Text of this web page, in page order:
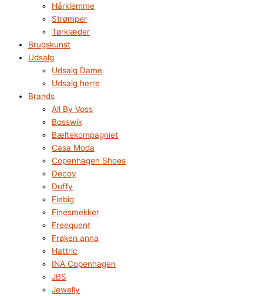
Hårklemme
Strømper
Tørklæder
Brugskunst
Udsalg
Udsalg Dame
Udsalg herre
Brands
All By Voss
Bosswik
Bæltekompagniet
Casa Moda
Copenhagen Shoes
Decoy
Duffy
Fiebig
Finesmekker
Freequent
Frøken anna
Hattric
INA Copenhagen
JBS
Jewelly